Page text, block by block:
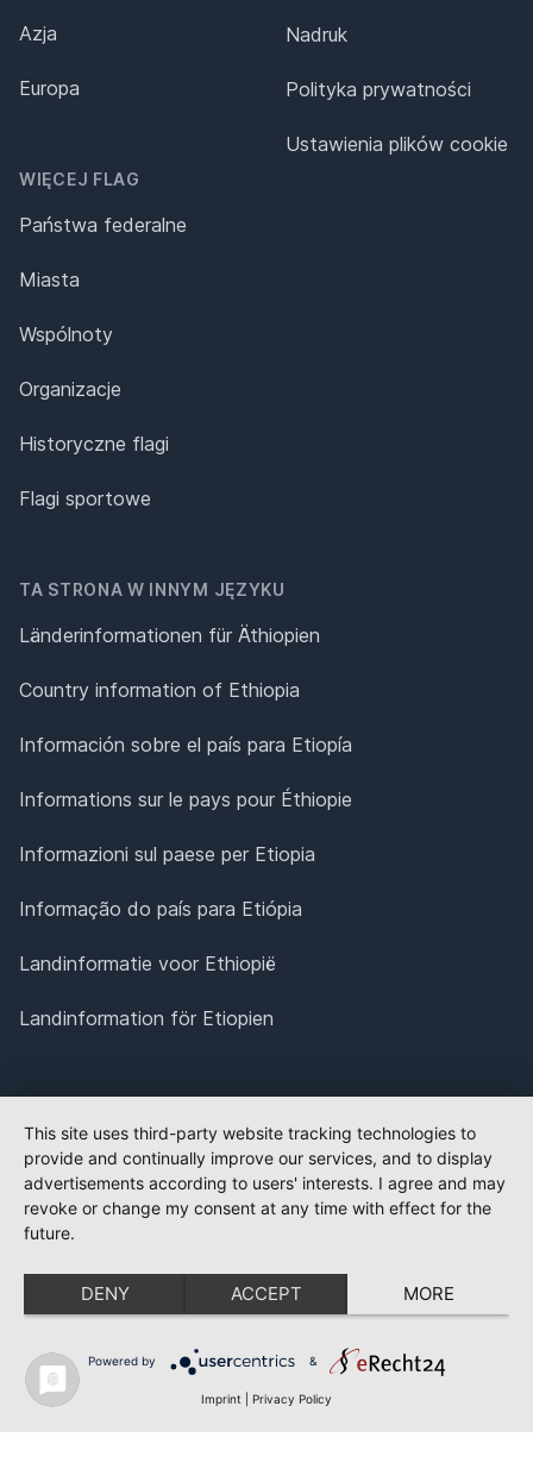
Azja
Europa
WIĘCEJ FLAG
Państwa federalne
Miasta
Wspólnoty
Organizacje
Historyczne flagi
Flagi sportowe
Nadruk
Polityka prywatności
Ustawienia plików cookie
TA STRONA W INNYM JĘZYKU
Länderinformationen für Äthiopien
Country information of Ethiopia
Información sobre el país para Etiopía
Informations sur le pays pour Éthiopie
Informazioni sul paese per Etiopia
Informação do país para Etiópia
Landinformatie voor Ethiopië
Landinformation för Etiopien
This site uses third-party website tracking technologies to
provide and continually improve our services, and to display
advertisements according to users' interests. I agree and may
revoke or change my consent at any time with effect for the
future.
DENY ACCEPT MORE
Powered by &
Imprint Privacy Policy